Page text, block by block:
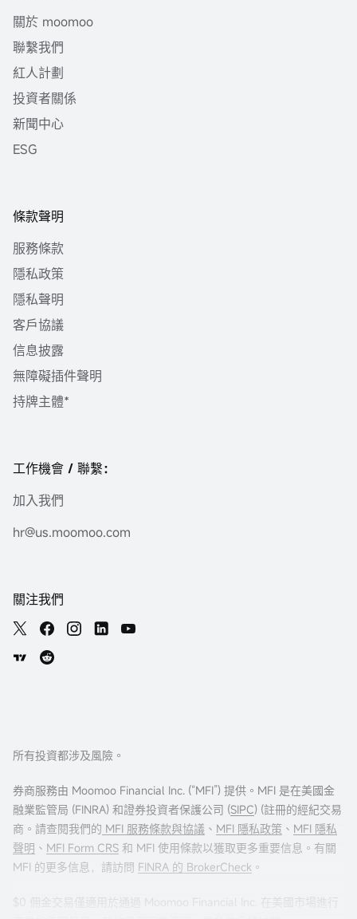
關於 moomoo
聯繫我們
紅人計劃
投資者關係
新聞中心
ESG
條款聲明
服務條款
隱私政策
隱私聲明
客戶協議
信息披露
無障礙插件聲明
持牌主體*
工作機會 / 聯繫：
加入我們
hr@us.moomoo.com
關注我們
所有投資都涉及風險。
券商服務由 Moomoo Financial Inc. (“MFI”) 提供。MFI 是在美國金
融業監管局 (FINRA) 和證券投資者保護公司 (SIPC) (註冊的經紀交易
商。請查閱我們的 MFI 服務條款與協議 、 MFI 隱私政策 、 MFI 隱私
聲明 、 MFI Form CRS 和 MFI 使用條款以獲取更多重要信息。有關
MFI 的更多信息，請訪問 FINRA 的 BrokerCheck 。
$0 佣金交易僅適用於通過 Moomoo Financial Inc. 在美國市場進行